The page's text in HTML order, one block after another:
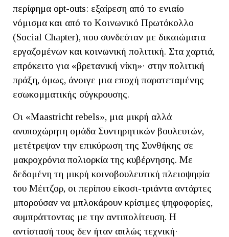
περίφημα opt-outs: εξαίρεση από το ενιαίο
νόμισμα και από το Κοινωνικό Πρωτόκολλο
(Social Chapter), που συνδεόταν με δικαιώματα
εργαζομένων και κοινωνική πολιτική. Στα χαρτιά,
επρόκειτο για «βρετανική νίκη»· στην πολιτική
πράξη, όμως, άνοιγε μια εποχή παρατεταμένης
εσωκομματικής σύγκρουσης.
Οι «Maastricht rebels», μια μικρή αλλά
ανυποχώρητη ομάδα Συντηρητικών βουλευτών,
μετέτρεψαν την επικύρωση της Συνθήκης σε
μακροχρόνια πολιορκία της κυβέρνησης. Με
δεδομένη τη μικρή κοινοβουλευτική πλειοψηφία
του Μέιτζορ, οι περίπου είκοσι-τριάντα αντάρτες
μπορούσαν να μπλοκάρουν κρίσιμες ψηφοφορίες,
συμπράττοντας με την αντιπολίτευση. Η
αντίστασή τους δεν ήταν απλώς τεχνική·